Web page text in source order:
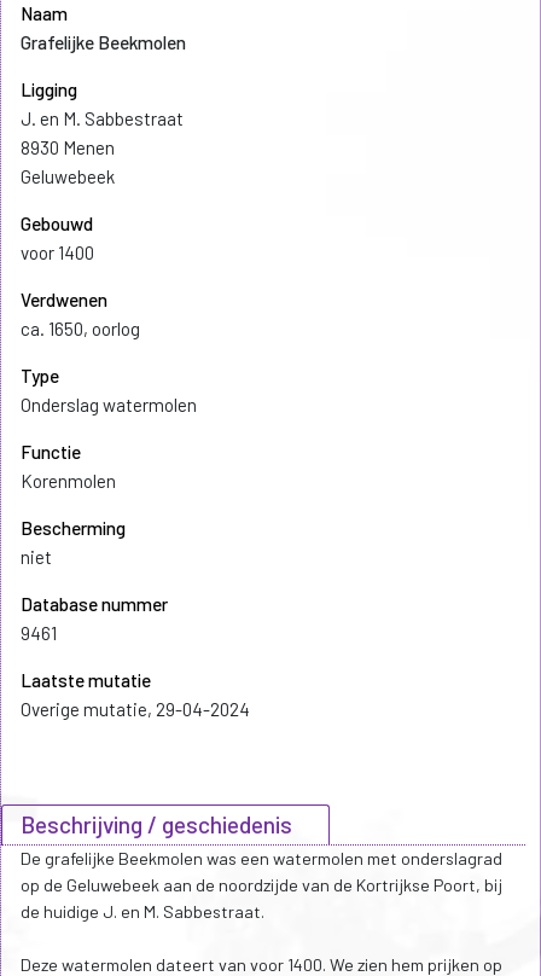
Naam
Grafelijke Beekmolen
Ligging
J. en M. Sabbestraat
8930 Menen
Geluwebeek
Gebouwd
voor 1400
Verdwenen
ca. 1650, oorlog
Type
Onderslag watermolen
Functie
Korenmolen
Bescherming
niet
Database nummer
9461
Laatste mutatie
Overige mutatie, 29-04-2024
Beschrijving / geschiedenis
De grafelijke Beekmolen was een watermolen met onderslagrad
op de Geluwebeek aan de noordzijde van de Kortrijkse Poort, bij
de huidige J. en M. Sabbestraat.
Deze watermolen dateert van voor 1400. We zien hem prijken op